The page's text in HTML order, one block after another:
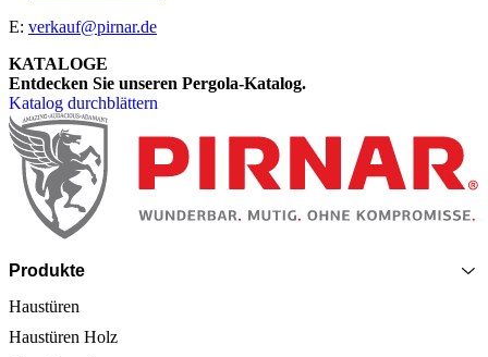
E: verkauf@pirnar.de
KATALOGE
Entdecken Sie unseren Pergola-Katalog.
Katalog durchblättern
Seitenfooter
Produkte
Haustüren
Haustüren Holz